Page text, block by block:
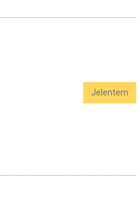
Jelentem